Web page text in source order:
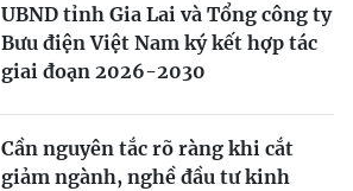
UBND tỉnh Gia Lai và Tổng công ty
Bưu điện Việt Nam ký kết hợp tác
giai đoạn 2026-2030
Cần nguyên tắc rõ ràng khi cắt
giảm ngành, nghề đầu tư kinh